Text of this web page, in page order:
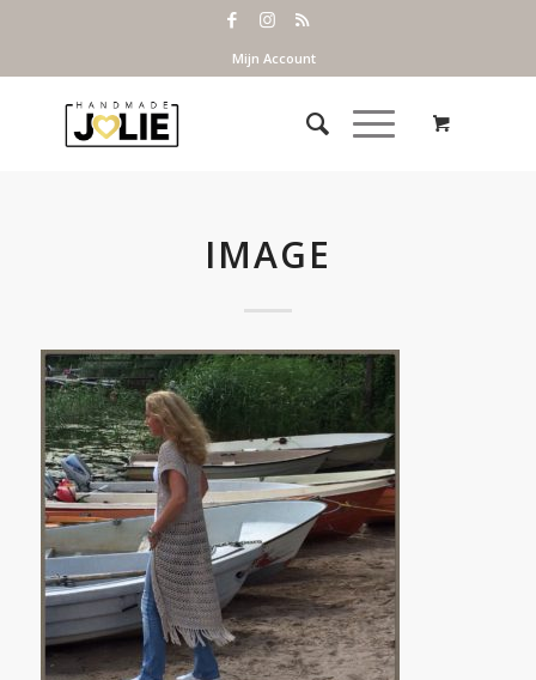
Mijn Account
IMAGE